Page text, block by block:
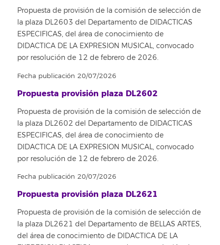
Propuesta de provisión de la comisión de selección de
la plaza DL2603 del Departamento de DIDACTICAS
ESPECIFICAS, del área de conocimiento de
DIDACTICA DE LA EXPRESION MUSICAL, convocado
por resolución de 12 de febrero de 2026.
Fecha publicación 20/07/2026
Propuesta provisión plaza DL2602
Propuesta de provisión de la comisión de selección de
la plaza DL2602 del Departamento de DIDACTICAS
ESPECIFICAS, del área de conocimiento de
DIDACTICA DE LA EXPRESION MUSICAL, convocado
por resolución de 12 de febrero de 2026.
Fecha publicación 20/07/2026
Propuesta provisión plaza DL2621
Propuesta de provisión de la comisión de selección de
la plaza DL2621 del Departamento de BELLAS ARTES,
del área de conocimiento de DIDACTICA DE LA